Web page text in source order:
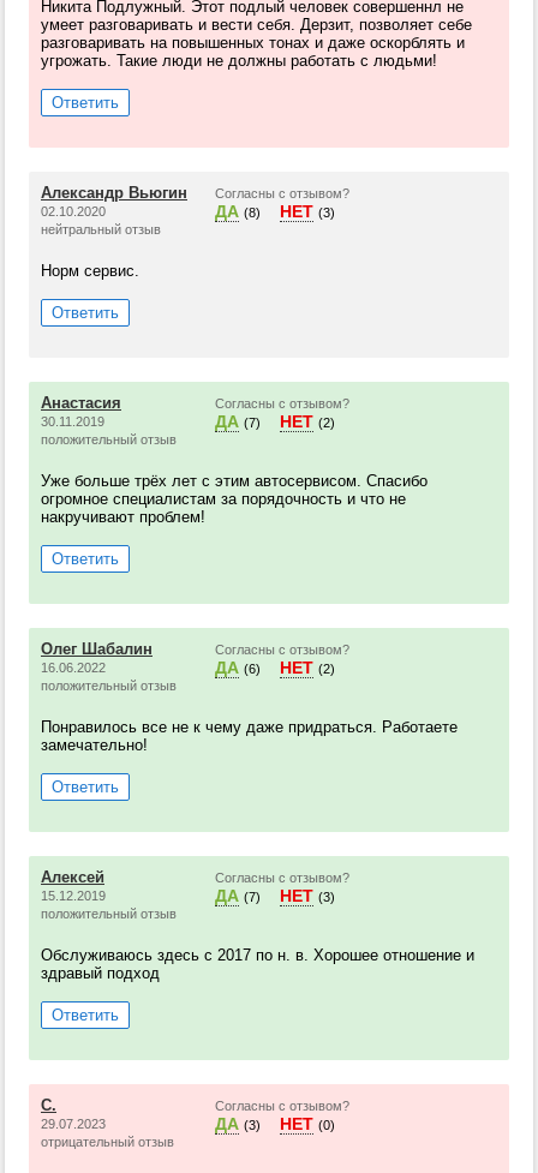
Никита Подлужный. Этот подлый человек совершеннл не
умеет разговаривать и вести себя. Дерзит, позволяет себе
разговаривать на повышенных тонах и даже оскорблять и
угрожать. Такие люди не должны работать с людьми!
Ответить
Александр Вьюгин
02.10.2020
нейтральный отзыв
Согласны с отзывом?
ДА (8) НЕТ (3)
Норм сервис.
Ответить
Анастасия
30.11.2019
положительный отзыв
Согласны с отзывом?
ДА (7) НЕТ (2)
Уже больше трёх лет с этим автосервисом. Спасибо
огромное специалистам за порядочность и что не
накручивают проблем!
Ответить
Олег Шабалин
16.06.2022
положительный отзыв
Согласны с отзывом?
ДА (6) НЕТ (2)
Понравилось все не к чему даже придраться. Работаете
замечательно!
Ответить
Алексей
15.12.2019
положительный отзыв
Согласны с отзывом?
ДА (7) НЕТ (3)
Обслуживаюсь здесь с 2017 по н. в. Хорошее отношение и
здравый подход
Ответить
C.
29.07.2023
отрицательный отзыв
Согласны с отзывом?
ДА (3) НЕТ (0)